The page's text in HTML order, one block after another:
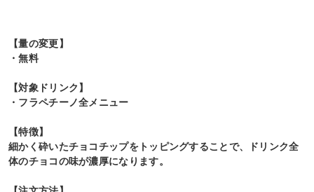
【量の変更】
・無料
【対象ドリンク】
・フラペチーノ全メニュー
【特徴】
細かく砕いたチョコチップをトッピングすることで、ドリンク全
体のチョコの味が濃厚になります。